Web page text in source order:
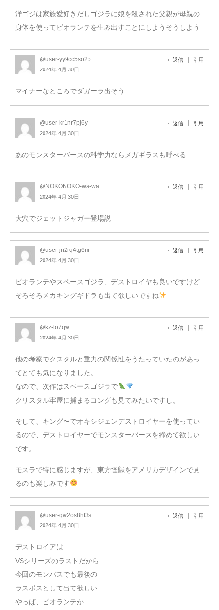
洋ゴジは家族愛好きだしゴジラに娘を殺された父親が母親の
身体を使ってビオランテを生み出すことにしようそうしよう
@user-yy9cc5so2o
2024年 4月 30日
返信 引用
マイナーなところでダガーラ出そう
@user-kr1nr7pj6y
2024年 4月 30日
返信 引用
あのモンスターバースの科学力ならメガギラスも呼べる
@NOKONOKO-wa-wa
2024年 4月 30日
返信 引用
大穴でジェットジャガー登場説
@user-jn2rq4tg6m
2024年 4月 30日
返信 引用
ビオランテやスペースゴジラ、デストロイヤも良いですけど
そろそろメカキングギドラも出て欲しいですね
@kz-lo7qw
2024年 4月 30日
返信 引用
他の考察でクスタルと重力の関係性をうたっていたのがあっ
てとても気になりました。
なので、次作はスペースゴジラで
クリスタル牢屋に捕まるコングも見てみたいですし。
そして、キング〜でオキシジェンデストロイヤーを使ってい
るので、デストロイヤーでモンスターバースを締めて欲しい
です。
モスラで特に感じますが、東方怪獣をアメリカデザインで見
るのも楽しみです
@user-qw2os8ht3s
2024年 4月 30日
返信 引用
デストロイアは
VSシリーズのラストだから
今回のモンバスでも最後の
ラスボスとして出て欲しい
やっぱ、ビオランテか